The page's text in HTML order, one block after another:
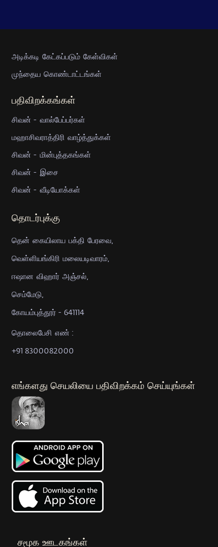
அடிக்கடி கேட்கப்படும் கேள்விகள்
முந்தைய கொண்டாட்டங்கள்
பதிவிறக்கங்கள்
சிவன் - வால்பேப்பர்கள்
மஹாசிவராத்திரி வாழ்த்துக்கள்
சிவன் - மின்புத்தகங்கள்
சிவன் - இசை
சிவன் - வீடியோக்கள்
தொடர்புக்கு
தென் கையிலாய பக்தி பேரவை,
வெள்ளியங்கிரி மலையடிவாரம்,
ஈஷான விஹார் அஞ்சல்,
செம்மேடு,
கோயம்புத்தூர் - 641114
தொலைபேசி எண் :
+91 8300082000
எங்களது செயலியை பதிவிறக்கம் செய்யுங்கள்
சமூக ஊடகங்கள்